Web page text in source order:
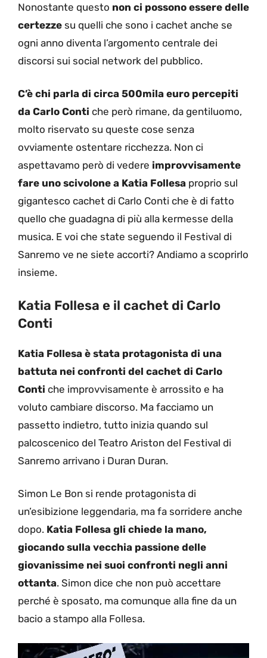
Nonostante questo non ci possono essere delle
certezze su quelli che sono i cachet anche se
ogni anno diventa l’argomento centrale dei
discorsi sui social network del pubblico.
C’è chi parla di circa 500mila euro percepiti
da Carlo Conti che però rimane, da gentiluomo,
molto riservato su queste cose senza
ovviamente ostentare ricchezza. Non ci
aspettavamo però di vedere improvvisamente
fare uno scivolone a Katia Follesa proprio sul
gigantesco cachet di Carlo Conti che è di fatto
quello che guadagna di più alla kermesse della
musica. E voi che state seguendo il Festival di
Sanremo ve ne siete accorti? Andiamo a scoprirlo
insieme.
Katia Follesa e il cachet di Carlo
Conti
Katia Follesa è stata protagonista di una
battuta nei confronti del cachet di Carlo
Conti che improvvisamente è arrossito e ha
voluto cambiare discorso. Ma facciamo un
passetto indietro, tutto inizia quando sul
palcoscenico del Teatro Ariston del Festival di
Sanremo arrivano i Duran Duran.
Simon Le Bon si rende protagonista di
un’esibizione leggendaria, ma fa sorridere anche
dopo. Katia Follesa gli chiede la mano,
giocando sulla vecchia passione delle
giovanissime nei suoi confronti negli anni
ottanta. Simon dice che non può accettare
perché è sposato, ma comunque alla fine da un
bacio a stampo alla Follesa.